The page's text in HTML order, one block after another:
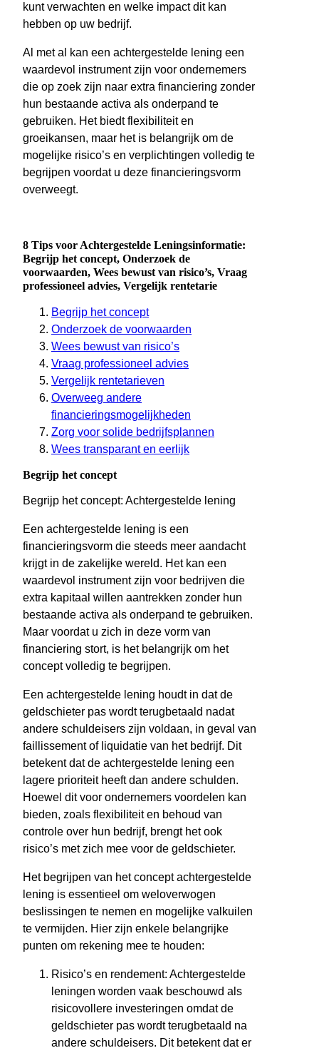
kunt verwachten en welke impact dit kan
hebben op uw bedrijf.
Al met al kan een achtergestelde lening een
waardevol instrument zijn voor ondernemers
die op zoek zijn naar extra financiering zonder
hun bestaande activa als onderpand te
gebruiken. Het biedt flexibiliteit en
groeikansen, maar het is belangrijk om de
mogelijke risico’s en verplichtingen volledig te
begrijpen voordat u deze financieringsvorm
overweegt.
8 Tips voor Achtergestelde Leningsinformatie:
Begrijp het concept, Onderzoek de
voorwaarden, Wees bewust van risico’s, Vraag
professioneel advies, Vergelijk rentetarie
Begrijp het concept
Onderzoek de voorwaarden
Wees bewust van risico’s
Vraag professioneel advies
Vergelijk rentetarieven
Overweeg andere
financieringsmogelijkheden
Zorg voor solide bedrijfsplannen
Wees transparant en eerlijk
Begrijp het concept
Begrijp het concept: Achtergestelde lening
Een achtergestelde lening is een
financieringsvorm die steeds meer aandacht
krijgt in de zakelijke wereld. Het kan een
waardevol instrument zijn voor bedrijven die
extra kapitaal willen aantrekken zonder hun
bestaande activa als onderpand te gebruiken.
Maar voordat u zich in deze vorm van
financiering stort, is het belangrijk om het
concept volledig te begrijpen.
Een achtergestelde lening houdt in dat de
geldschieter pas wordt terugbetaald nadat
andere schuldeisers zijn voldaan, in geval van
faillissement of liquidatie van het bedrijf. Dit
betekent dat de achtergestelde lening een
lagere prioriteit heeft dan andere schulden.
Hoewel dit voor ondernemers voordelen kan
bieden, zoals flexibiliteit en behoud van
controle over hun bedrijf, brengt het ook
risico’s met zich mee voor de geldschieter.
Het begrijpen van het concept achtergestelde
lening is essentieel om weloverwogen
beslissingen te nemen en mogelijke valkuilen
te vermijden. Hier zijn enkele belangrijke
punten om rekening mee te houden:
Risico’s en rendement: Achtergestelde
leningen worden vaak beschouwd als
risicovollere investeringen omdat de
geldschieter pas wordt terugbetaald na
andere schuldeisers. Dit betekent dat er